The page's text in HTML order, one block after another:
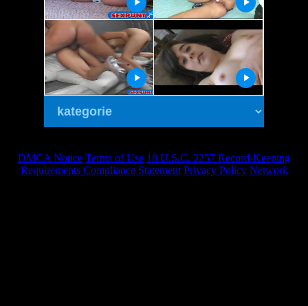
DMCA Notice Terms of Use 18 U.S.C. 2257 Record-Keeping
Requirements Compliance Statement Privacy Policy Network